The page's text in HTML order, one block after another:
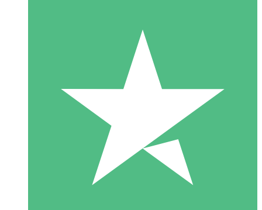
10 Downloaden
20 00